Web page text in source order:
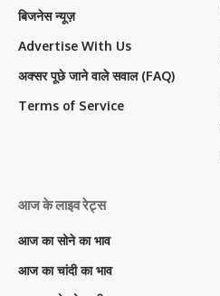
बिजनेस न्यूज़
Advertise With Us
अक्सर पूछे जाने वाले सवाल (FAQ)
Terms of Service
आज के लाइव रेट्स
आज का सोने का भाव
आज का चांदी का भाव